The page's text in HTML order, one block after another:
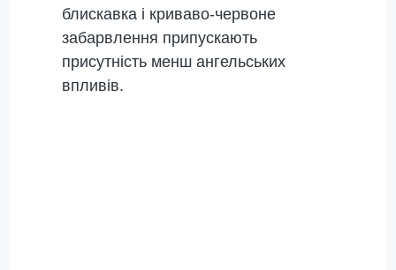
блискавка і криваво-червоне
забарвлення припускають
присутність менш ангельських
впливів.